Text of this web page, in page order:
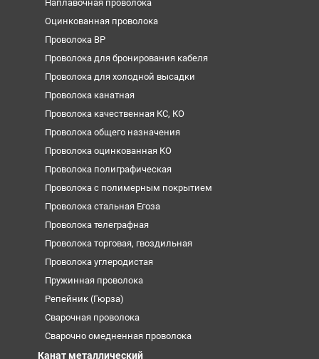
Наплавочная проволока
Оцинкованная проволока
Проволока ВР
Проволока для бронирования кабеля
Проволока для холодной высадки
Проволока канатная
Проволока качественная КС, КО
Проволока общего назначения
Проволока оцинкованная КО
Проволока полиграфическая
Проволока с полимерным покрытием
Проволока стальная Егоза
Проволока телеграфная
Проволока торговая, гвоздильная
Проволока углеродистая
Пружинная проволока
Репейник (Гюрза)
Сварочная проволока
Сварочно омедненная проволока
Канат металлический